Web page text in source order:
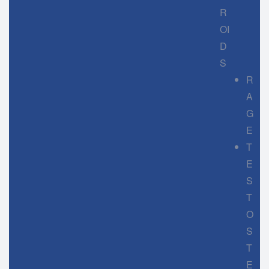
R
OI
D
S
R
A
G
E
T
E
S
T
O
S
T
E